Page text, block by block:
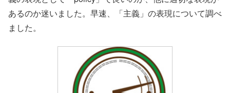
あるのか迷いました。早速、「主義」の表現について調べ
ました。